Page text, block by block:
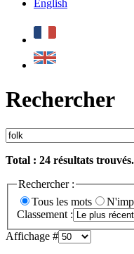
English
Rechercher
Total : 24 résultats trouvés.
Rechercher :
Tous les mots
Classement :
Affichage #